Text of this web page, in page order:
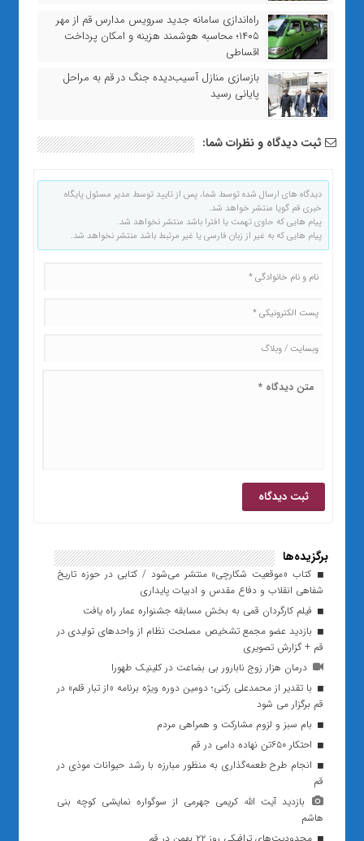
راه‌اندازی سامانه جدید سرویس مدارس قم از مهر
۱۴۰۵؛ محاسبه هوشمند هزینه و امکان پرداخت
اقساطی
بازسازی منازل آسیب‌دیده جنگ در قم به مراحل
پایانی رسید
ثبت دیدگاه و نظرات شما:
دیدگاه های ارسال شده توسط شما، پس از تایید توسط مدیر مسئول پایگاه
خبری قم گویا منتشر خواهد شد.
پیام هایی که حاوی تهمت یا افترا باشد منتشر نخواهد شد.
پیام هایی که به غیر از زبان فارسی یا غیر مرتبط باشد منتشر نخواهد شد.
برگزیده‌ها
کتاب «موقعیت شکارچی» منتشر می‌شود / کتابی در حوزه تاریخ
شفاهی انقلاب و دفاع مقدس و ادبیات پایداری‌
فیلم کارگردان قمی به بخش مسابقه جشنواره عمار راه یافت
بازدید عضو مجمع تشخیص مصلحت نظام از واحدهای تولیدی در
قم + گزارش تصویری
درمان هزار زوج نابارور بی بضاعت در کلینیک طهورا
با تقدیر از محمدعلی رکنی؛ دومین دوره ویژه برنامه «از تبار قلم» در
قم برگزار می شود
بام سبز و لزوم مشارکت و همراهی مردم
احتکار ۶۵۰تن نهاده دامی در قم
انجام طرح طعمه‌گذاری به منظور مبارزه با رشد حیوانات موذی در
قم
بازدید آیت الله کریمی جهرمی از سوگواره نمایشی کوچه بنی
هاشم